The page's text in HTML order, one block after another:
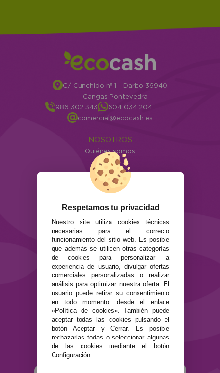
C/ Cunchido nº 1 - Darbo 36940
Cangas Pontevedra
986 302 343
604 034 204
comercial@ecocash.es
NOSOTROS
Quiénes somos
Info
ATENCIÓN AL CLIENTE
Envíos y devoluciones
Formas de pago
SEGURIDAD Y PRIVACIDAD
Términos y condiciones de uso
Política de privacidad
Política de cookies
Respetamos tu privacidad
Nuestro site utiliza cookies técnicas
necesarias para el correcto
funcionamiento del sitio web. Es posible
que además se utilicen otras categorías
de cookies para personalizar la
experiencia de usuario, divulgar ofertas
comerciales personalizadas o realizar
análisis para optimizar nuestra oferta. El
usuario puede retirar su consentimiento
en todo momento, desde el enlace
«Política de cookies». También puede
aceptar todas las cookies pulsando el
botón Aceptar y Cerrar. Es posible
rechazarlas todas o seleccionar algunas
de las cookies mediante el botón
Configuración.